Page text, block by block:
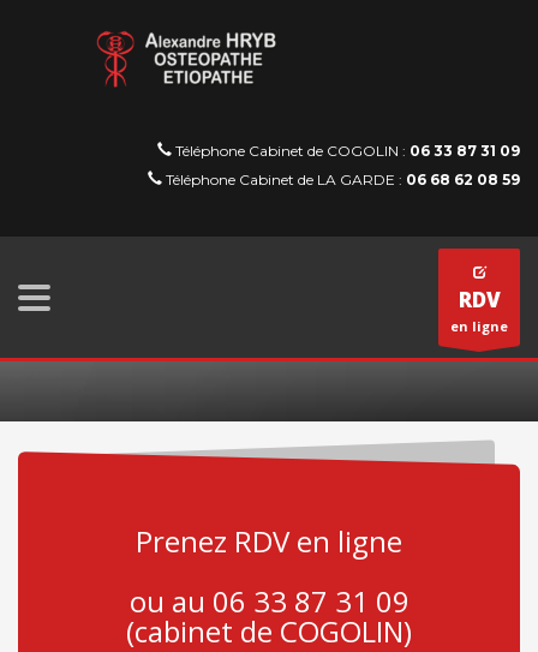
Téléphone Cabinet de COGOLIN : 06 33 87 31 09
Téléphone Cabinet de LA GARDE : 06 68 62 08 59
RDV
en ligne
Prenez RDV en ligne
ou au 06 33 87 31 09
(cabinet de COGOLIN)